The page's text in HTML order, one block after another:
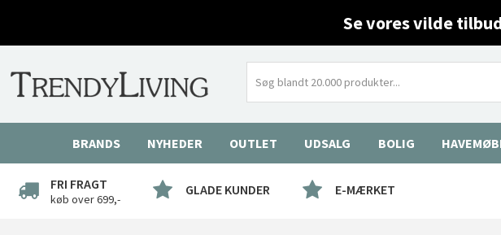
Se vores vilde
BRANDS NYHEDER OUTLET UDSALG BOLIG
FRI FRAGT
køb over 699,-
GLADE KUNDER E-MÆRKET